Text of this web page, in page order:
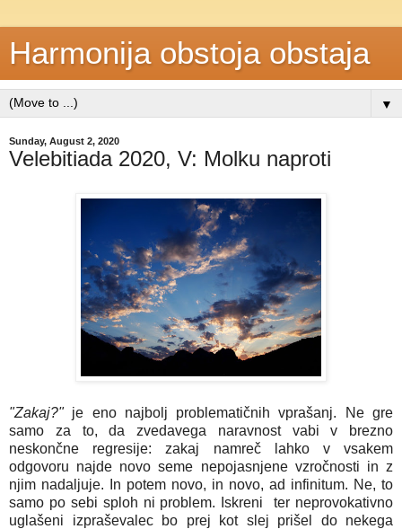
Harmonija obstoja obstaja
▼
Sunday, August 2, 2020
Velebitiada 2020, V: Molku naproti
"Zakaj?"je eno najbolj problematičnih vprašanj. Ne gre
samo za to, da zvedavega naravnost vabi v brezno
neskončne regresije: zakaj namreč lahko v vsakem
odgovoru najde novo seme nepojasnjene vzročnosti in z
njim nadaljuje. In potem novo, in novo, ad infinitum. Ne, to
samo po sebi sploh ni problem. Iskreni ter neprovokativno
uglašeni izpraševalec bo prej kot slej prišel do nekega